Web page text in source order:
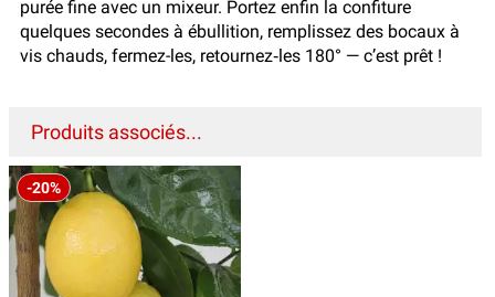
purée fine avec un mixeur. Portez enfin la confiture
quelques secondes à ébullition, remplissez des bocaux à
vis chauds, fermez-les, retournez‑les 180° — c’est prêt !
Produits associés...
-20%